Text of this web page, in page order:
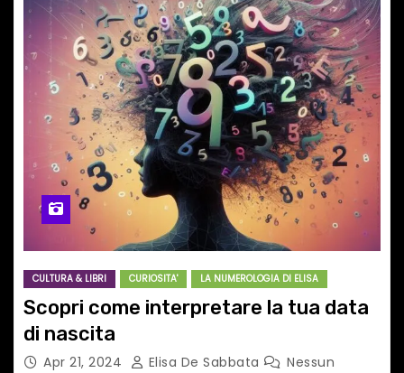
CULTURA & LIBRI CURIOSITA' LA NUMEROLOGIA DI ELISA
Scopri come interpretare la tua data
di nascita
Apr 21, 2024 Elisa De Sabbata
Nessun